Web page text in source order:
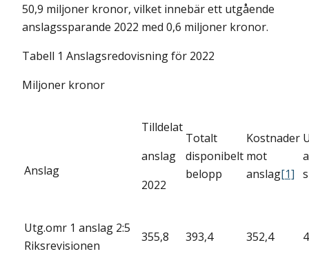
50,9 miljoner kronor, vilket innebär ett utgående
anslagssparande 2022 med 0,6 miljoner kronor.
Tabell 1 Anslagsredovisning för 2022
Miljoner kronor
Anslag
Tilldelat
anslag
2022
Totalt
disponibelt
belopp
Kostnader
mot
anslag[1]
Utg.omr 1 anslag 2:5
Riksrevisionen
355,8 393,4 352,4